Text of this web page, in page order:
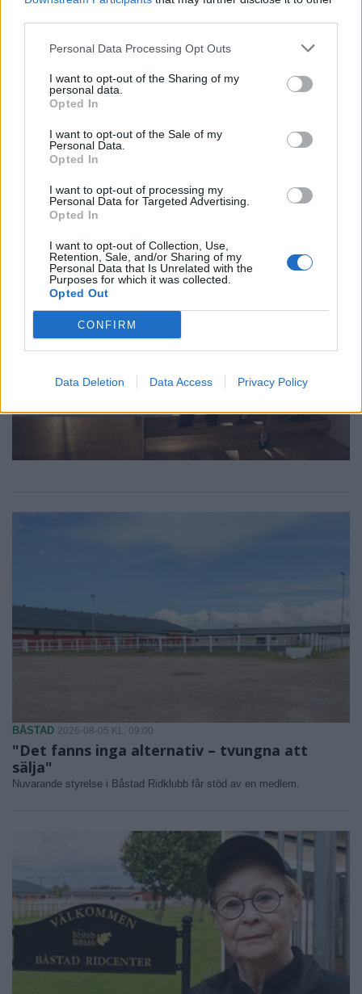
Personal Data Processing Opt Outs
I want to opt-out of the Sharing of my
personal data.
Opted In
I want to opt-out of the Sale of my
Personal Data.
Opted In
I want to opt-out of processing my
Personal Data for Targeted Advertising.
Opted In
I want to opt-out of Collection, Use,
Retention, Sale, and/or Sharing of my
Personal Data that Is Unrelated with the
Purposes for which it was collected.
Opted Out
CONFIRM
Data Deletion Data Access Privacy Policy
hittar lugnet i
Båstad: "Det är så
Prisbelönta skådespelaren
berättar om livet mellan
och råden till unga med
skådespelardrömmar.
Trots mycket folk:
"Brottsligheten
sticker inte ut
Några misshandelsfall,
bredrägerier.
BÅSTAD 2026-08-05 KL. 09:00
"Det fanns inga alternativ – tvungna att
sälja"
Nuvarande styrelse i Båstad Ridklubb får stöd av en medlem.